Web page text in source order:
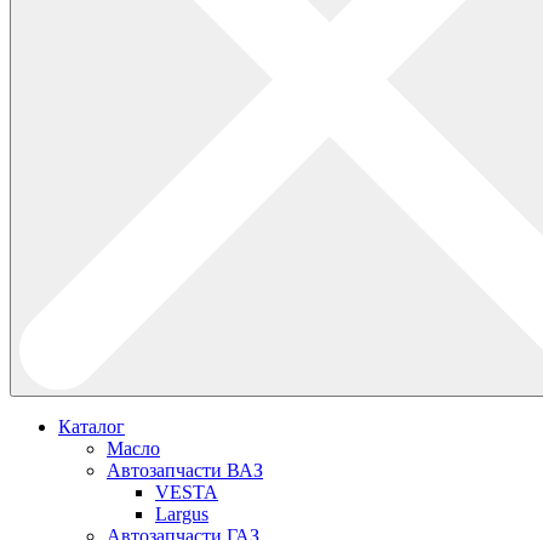
Каталог
Масло
Автозапчасти ВАЗ
VESTA
Largus
Автозапчасти ГАЗ